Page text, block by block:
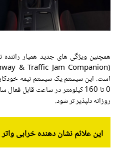
همچنین ویژگی های جدید همیار راننده
0 تا 160 کیلومتر در ساعت
روزانه دلپذیر تر شود.
این علائم نشان دهنده خرابی